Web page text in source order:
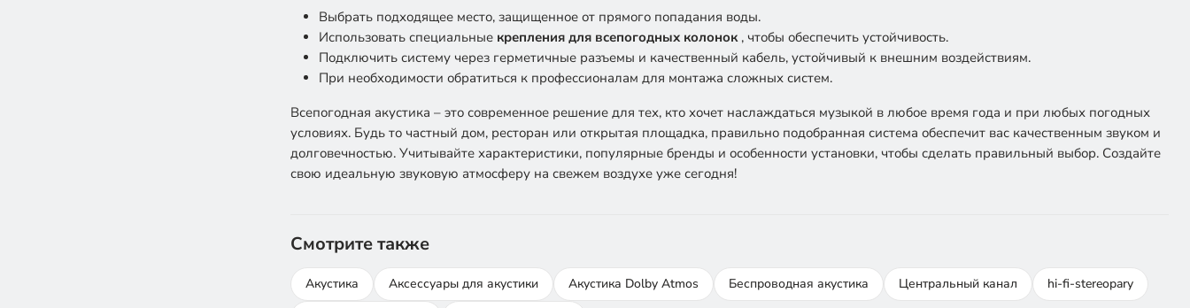
Выбрать подходящее место, защищенное от прямого попадания воды.
Использовать специальные крепления для всепогодных колонок , чтобы обеспечить устойчивость.
Подключить систему через герметичные разъемы и качественный кабель, устойчивый к внешним воздействиям.
При необходимости обратиться к профессионалам для монтажа сложных систем.
Всепогодная акустика – это современное решение для тех, кто хочет наслаждаться музыкой в любое время года и при любых погодных
условиях. Будь то частный дом, ресторан или открытая площадка, правильно подобранная система обеспечит вас качественным звуком и
долговечностью. Учитывайте характеристики, популярные бренды и особенности установки, чтобы сделать правильный выбор. Создайте
свою идеальную звуковую атмосферу на свежем воздухе уже сегодня!
Смотрите также
Акустика Аксессуары для акустики Акустика Dolby Atmos Беспроводная акустика Центральный канал
hi-fi-stereopary